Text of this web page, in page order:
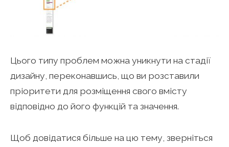
Цього типу проблем можна уникнути на стадії
дизайну, переконавшись, що ви розставили
пріоритети для розміщення свого вмісту
відповідно до його функцій та значення.
Щоб довідатися більше на цю тему, зверніться